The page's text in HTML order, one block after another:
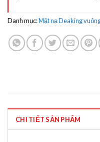
Danh mục:Mặt nạ Deaking
CHI TIẾT SẢN PHẨM